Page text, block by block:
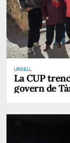
URGELL
La CUP
govern de